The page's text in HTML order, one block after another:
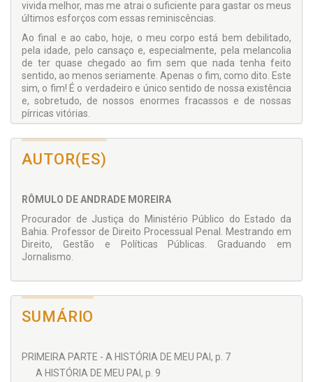
vivida melhor, mas me atrai o suficiente para gastar os meus
últimos esforços com essas reminiscências.
Ao final e ao cabo, hoje, o meu corpo está bem debilitado,
pela idade, pelo cansaço e, especialmente, pela melancolia
de ter quase chegado ao fim sem que nada tenha feito
sentido, ao menos seriamente. Apenas o fim, como dito. Este
sim, o fim! É o verdadeiro e único sentido de nossa existência
e, sobretudo, de nossos enormes fracassos e de nossas
pírricas vitórias.
e sem a sua sempre incômoda iminência, nada faria sentido.
Rigorosamente nada. Viver a vida é viver a dolorosa espera
Aquela que, finalmente, irá nos redimir dos erros e nos
isso: meu pai não o teria aprovado, pois diria ele que erros e
acertos são coisas muito insignificantes).
AUTOR(ES)
RÔMULO DE ANDRADE MOREIRA
Procurador de Justiça do Ministério Público do Estado da
Bahia. Professor de Direito Processual Penal. Mestrando em
Direito, Gestão e Políticas Públicas. Graduando em
Jornalismo.
SUMÁRIO
PRIMEIRA PARTE - A HISTÓRIA DE MEU PAI, p. 7
A HISTÓRIA DE MEU PAI, p. 9